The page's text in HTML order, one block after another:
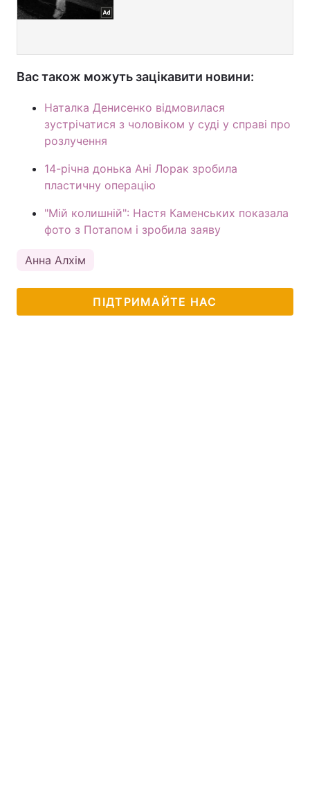
Вас також можуть зацікавити новини:
Наталка Денисенко відмовилася
зустрічатися з чоловіком у суді у справі про
розлучення
14-річна донька Ані Лорак зробила
пластичну операцію
"Мій колишній": Настя Каменських показала
фото з Потапом і зробила заяву
Анна Алхім
ПІДТРИМАЙТЕ НАС